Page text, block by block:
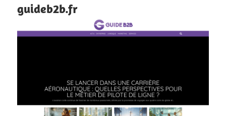
guideb2b.fr